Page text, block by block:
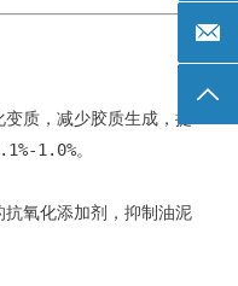
质，减少胶质生成，提
1.0%。
氧化添加剂，抑制油泥
邮箱
返回